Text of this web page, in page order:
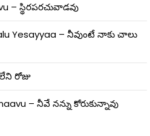
– స్థిరపరచువాడవు
Yesayyaa – నీవుంటే నాకు చాలు
రోజు
– నీవే నన్ను కోరుకున్నావు